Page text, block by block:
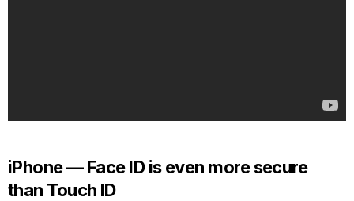
iPhone — Face ID is even more secure
than Touch ID